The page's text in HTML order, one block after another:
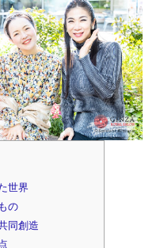
世界
の
同創造